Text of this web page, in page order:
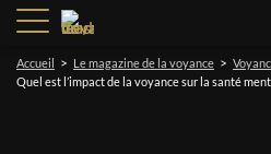
Accueil > Le magazine de la voyance >
Quel est l’impact de la voyance sur la santé